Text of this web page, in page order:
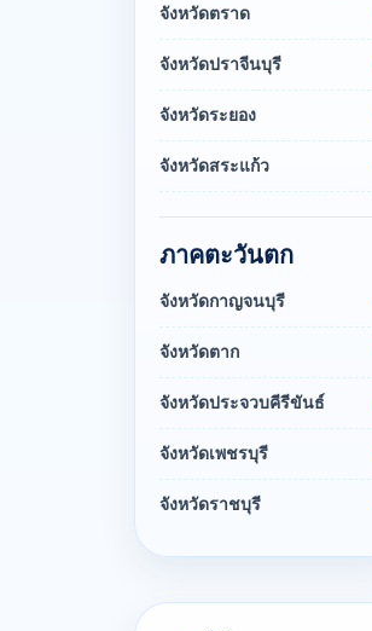
จังหวัดตราด
จังหวัดปราจีนบุรี
จังหวัดระยอง
จังหวัดสระแก้ว
ภาคตะวันตก
จังหวัดกาญจนบุรี
จังหวัดตาก
จังหวัดประจวบคีรีขันธ์
จังหวัดเพชรบุรี
จังหวัดราชบุรี